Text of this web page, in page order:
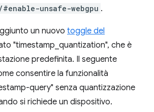
unsafe-webgpu .
un nuovo toggle del
"timestamp_quantization", che è
predefinita. Il seguente
consentire la funzionalità
query" senza quantizzazione
si richiede un dispositivo.